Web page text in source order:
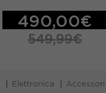
490,00€
549,99€
Elettronica Accessori